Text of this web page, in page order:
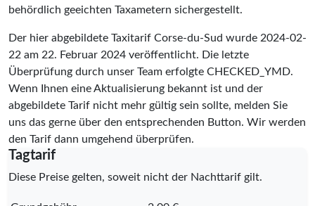
behördlich geeichten Taxametern sichergestellt.
Der hier abgebildete Taxitarif Corse-du-Sud wurde 2024-02-
22 am 22. Februar 2024 veröffentlicht. Die letzte
Überprüfung durch unser Team erfolgte CHECKED_YMD.
Wenn Ihnen eine Aktualisierung bekannt ist und der
abgebildete Tarif nicht mehr gültig sein sollte, melden Sie
uns das gerne über den entsprechenden Button. Wir werden
den Tarif dann umgehend überprüfen.
Tagtarif
Diese Preise gelten, soweit nicht der Nachttarif gilt.